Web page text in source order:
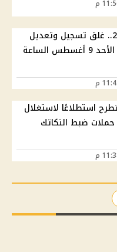
تنسيق الجامعات 2026.. غلق تسجيل وتعديل
رغبات المرحلة الأولى الأحد 9 أغسطس الساعة
استطلاعًا لاستغلال
حملات ضبط التكاتك